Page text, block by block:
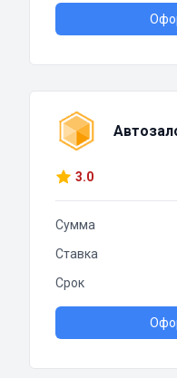
3.0
Сумма
Ставка
Срок